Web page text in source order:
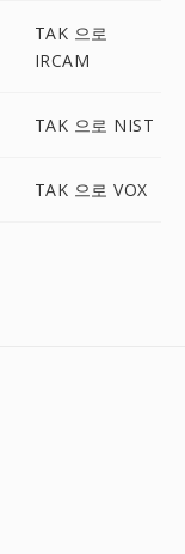
TAK 으로
IRCAM
TAK 으로 NIST
TAK 으로 VOX